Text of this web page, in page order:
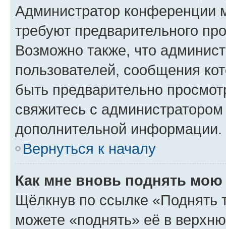
Администратор конференции
требуют предварительного
Возможно также, что
пользователей, сообщения
быть предварительно
свяжитесь с
дополнительной информации.
Вернуться к началу
Как мне вновь поднять мою
Щёлкнув по ссылке «Поднять
можете «поднять» её в